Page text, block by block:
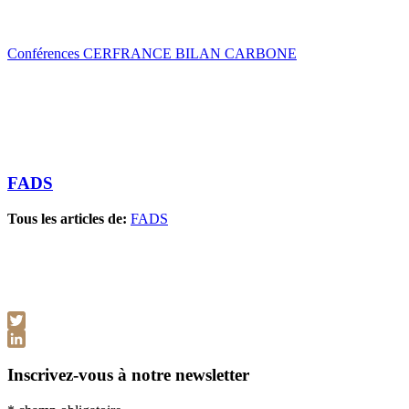
Conférences CERFRANCE BILAN CARBONE
FADS
Tous les articles de: FADS
Twitter
Inscrivez-vous à notre newsletter